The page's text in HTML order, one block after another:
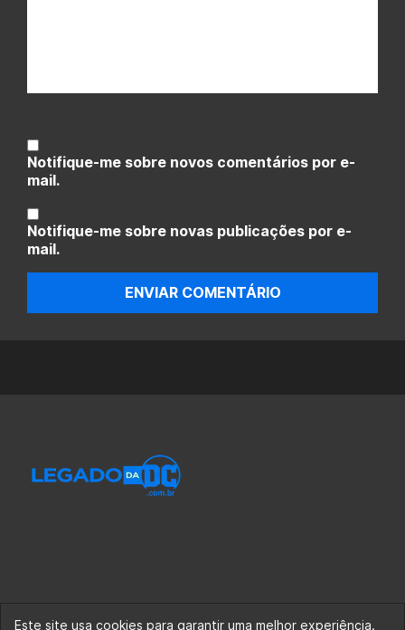
Notifique-me sobre novos comentários por e-
mail.
Notifique-me sobre novas publicações por e-
mail.
ENVIAR COMENTÁRIO
Este site usa cookies para garantir uma melhor experiência.